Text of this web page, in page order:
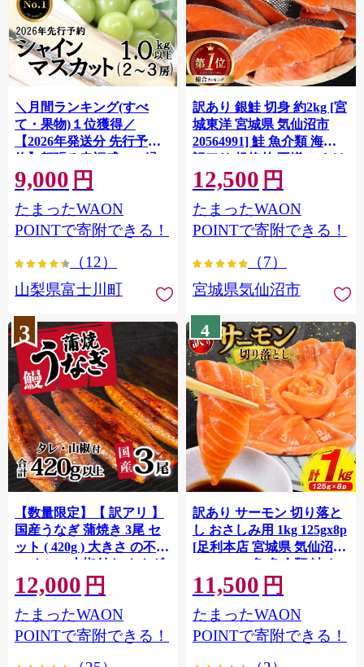
＼月間ランキング(すべ
て・果物)１位獲得／
【2026年発送分 先行予
約】頬張る幸福感 〜緑の
宝石・ シャインマスカッ
ト 〜 １ｋｇ以上（２〜３
房） フルーツ 山梨県産 果
物 くだもの シャイン マス
大粒 種なし 先行予約 富士
円 九千円
9,000 円
たまったWAON
POINTで寄附できる！
（12）
山梨県富士川町
訳あり 銀鮭 切身 約2kg [宮
城東洋 宮城県 気仙沼市
20564991] 鮭 魚介類 海鮮
訳アリ 規格外 不揃い さけ
サケ 鮭切身 シャケ 切り身
冷凍 家庭用 おかず 弁当 支
援 サーモン 銀鮭切り身 魚
わけあり
12,500 円
たまったWAON
POINTで寄附できる！
（7）
宮城県気仙沼市
3
【数量限定】【 訳アリ 】
国産うなぎ 蒲焼き 3尾 セ
ット ( 420g ) 大きさ の不揃
い タレ・山椒付き ウナギ
鰻 ふぞろい 不揃い うな重
ひつまぶし 人気 茨城 八千
代町 ふるさと納税 冷凍
[SF951ya]
12,000 円
たまったWAON
POINTで寄附できる！
4
訳あり サーモン 切り落と
し おさしみ用 1kg 125gx8p
[足利本店 宮城県 気仙沼市
20564313] 魚 魚介類 鮭 お
刺し身 刺し身 刺身 生 生食
個包装 チリ銀鮭 銀鮭 海鮮
海鮮丼 魚介
11,500 円
たまったWAON
POINTで寄附できる！